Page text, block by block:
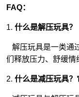
FAQ：
1.什么是解压玩具？
解压玩具是一类通
们释放压力、舒缓情
2.什么是减压玩具？